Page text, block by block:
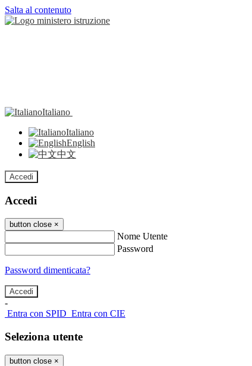
Salta al contenuto
Italiano
Italiano
English
中文
Accedi
Accedi
button close ×
Nome Utente
Password
Password dimenticata?
-
Entra con SPID Entra con CIE
Seleziona utente
button close ×